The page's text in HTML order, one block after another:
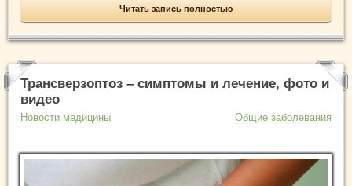
Читать запись полностью
Трансверзоптоз – симптомы и лечение, фото и
видео
Новости медицины Общие заболевания